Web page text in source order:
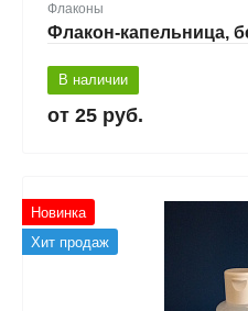
Флаконы
Флакон-капельница,
В наличии
25 руб.
Новинка
Хит продаж